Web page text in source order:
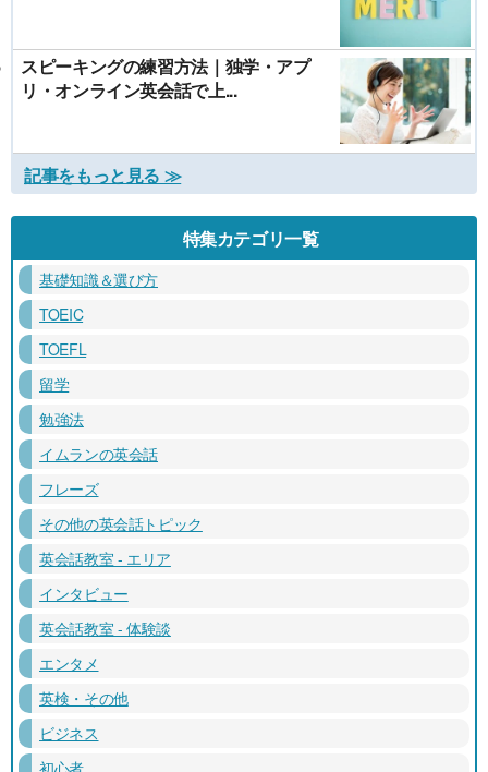
スピーキングの練習方法｜独学・アプ
リ・オンライン英会話で上...
記事をもっと見る ≫
特集カテゴリ一覧
基礎知識＆選び方
TOEIC
TOEFL
留学
勉強法
イムランの英会話
フレーズ
その他の英会話トピック
英会話教室 - エリア
インタビュー
英会話教室 - 体験談
エンタメ
英検・その他
ビジネス
初心者